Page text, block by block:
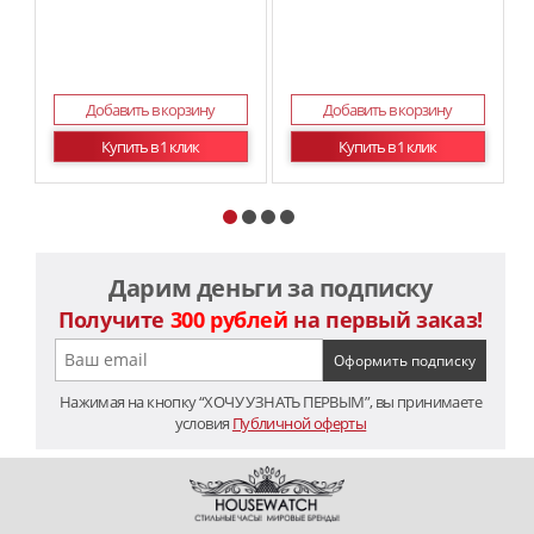
Добавить в корзину
Купить в 1 клик
Добавить в корзину
Купить в 1 клик
Дарим деньги за подписку
Получите 300 рублей на первый заказ!
Нажимая на кнопку “ХОЧУ УЗНАТЬ ПЕРВЫМ”, вы принимаете
условия Публичной оферты